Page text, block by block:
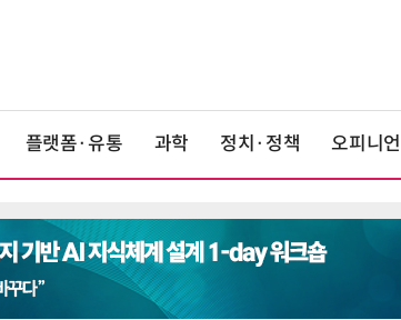
플랫폼·유통 과학 정치·정책 오피니언